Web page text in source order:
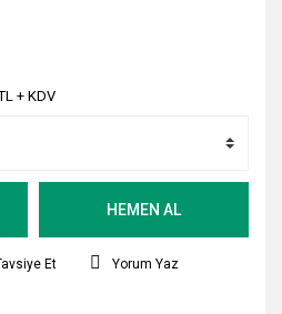
+ KDV
HEMEN AL
Et Yorum Yaz